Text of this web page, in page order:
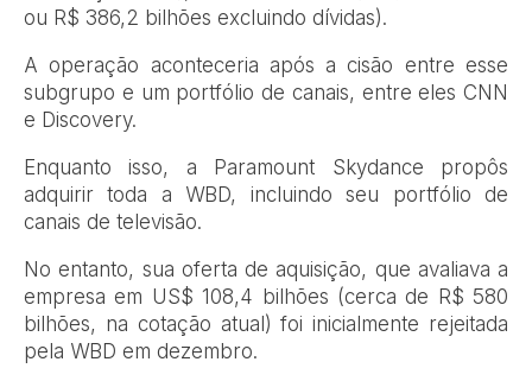
ou R$ 386,2 bilhões excluindo dívidas).
A operação aconteceria após a cisão entre esse
subgrupo e um portfólio de canais, entre eles CNN
e Discovery.
Enquanto isso, a Paramount Skydance propôs
adquirir toda a WBD, incluindo seu portfólio de
canais de televisão.
No entanto, sua oferta de aquisição, que avaliava a
empresa em US$ 108,4 bilhões (cerca de R$ 580
bilhões, na cotação atual) foi inicialmente rejeitada
pela WBD em dezembro.